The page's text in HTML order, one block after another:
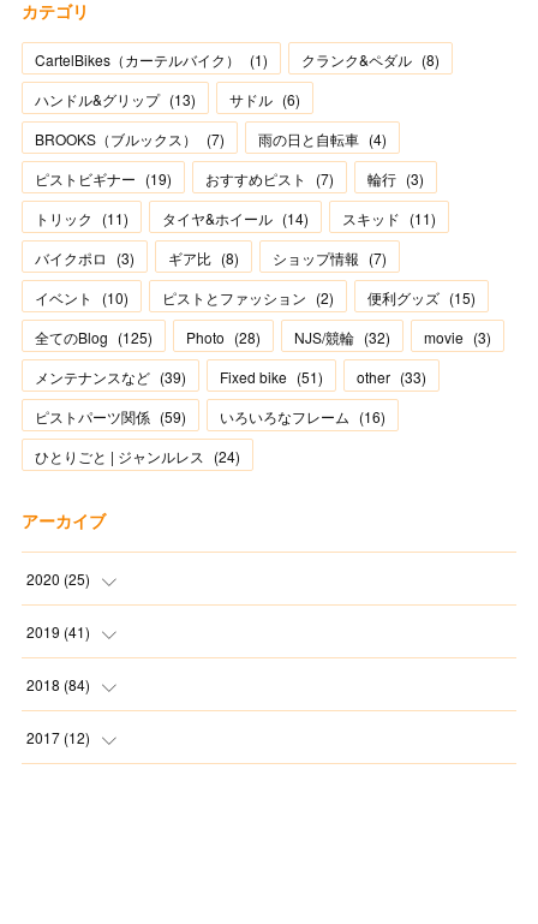
カテゴリ
CartelBikes（カーテルバイク） (1) クランク&ペダル (8)
ハンドル&グリップ (13) サドル (6)
BROOKS（ブルックス）
(7) 雨の日と自転車 (4)
ピストビギナー (19) おすすめピスト (7) 輪行 (3)
トリック
(11) タイヤ&ホイール (14) スキッド (11)
バイクポロ
(3) ギア比 (8) ショップ情報 (7)
イベント
(10) ピストとファッション (2) 便利グッズ (15)
全てのBlog (125) Photo (28) NJS/競輪 (32) movie (3)
メンテナンスなど (39) Fixed bike (51) other (33)
ピストパーツ関係 (59) いろいろなフレーム (16)
ひとりごと | ジャンルレス
(24)
アーカイブ
2020 (25)
(1
(2
(2
2019 (41)
(1
(3
2018 (84)
(1
2017 (12)